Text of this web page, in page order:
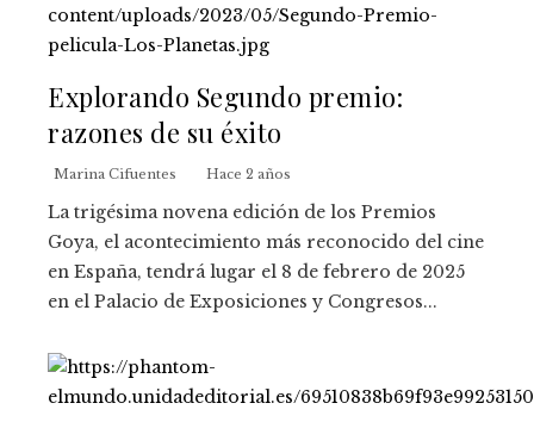
Explorando Segundo premio:
razones de su éxito
Marina Cifuentes Hace 2 años
La trigésima novena edición de los Premios
Goya, el acontecimiento más reconocido del cine
en España, tendrá lugar el 8 de febrero de 2025
en el Palacio de Exposiciones y Congresos...